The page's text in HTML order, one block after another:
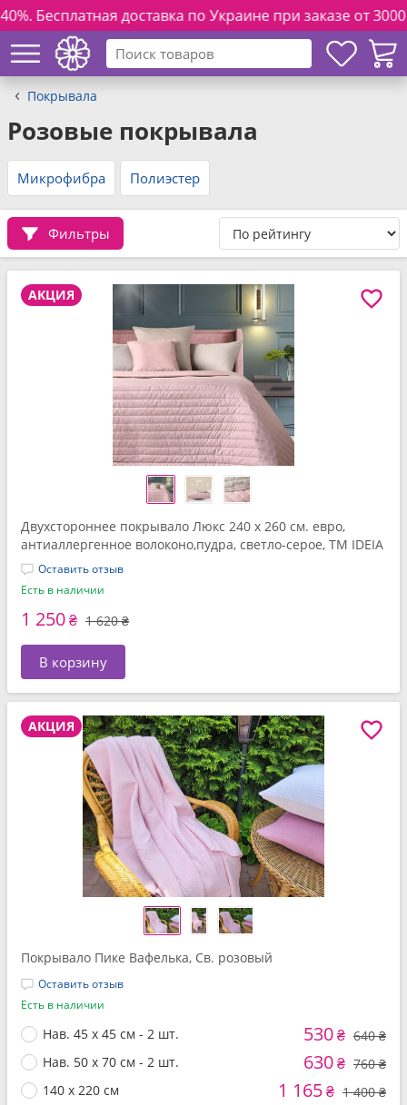
доставка по Украине при заказе от 3000 грн. и
Покрывала
Розовые покрывала
Микрофибра Полиэстер
Фильтры
АКЦИЯ
Двухстороннее покрывало Люкс 240 x 260 см. евро,
антиаллергенное волоконо,пудра, светло-серое, ТМ IDEIA
Оставить отзыв
Есть в наличии
1 250₴ 1 620 ₴
В корзину
АКЦИЯ
Покрывало Пике Вафелька, Св. розовый
Оставить отзыв
Есть в наличии
Нав. 45 x 45 см - 2 шт. 530₴ 640 ₴
Нав. 50 x 70 см - 2 шт.
630₴ 760 ₴
140 x 220 см
1 165₴ 1 400 ₴